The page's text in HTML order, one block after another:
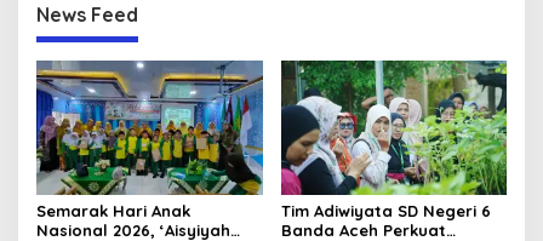
News Feed
Semarak Hari Anak
Nasional 2026, ‘Aisyiyah
Tim Adiwiyata SD Negeri 6
Banda Aceh Perkuat